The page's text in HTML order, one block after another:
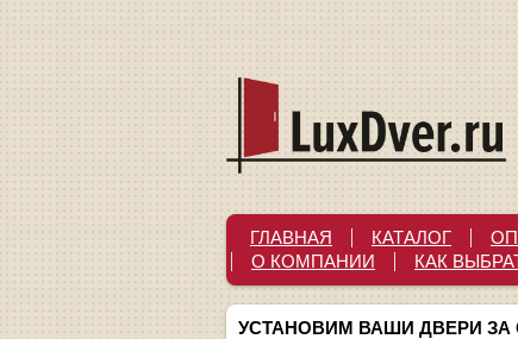
ГЛАВНАЯ КАТАЛОГ
О КОМПАНИИ
КАК
УСТАНОВИМ ВАШИ ДВЕРИ ЗА